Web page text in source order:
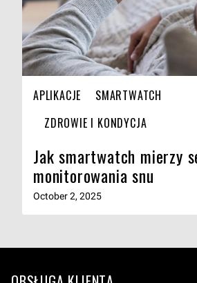
APLIKACJE
SMARTWATCH
ZDROWIE I KONDYCJA
Jak smartwatch mierzy
monitorowania snu
October 2, 2025